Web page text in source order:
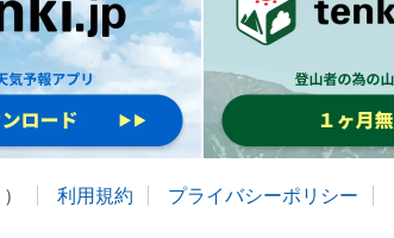
） 利用規約 プライバシーポリシー